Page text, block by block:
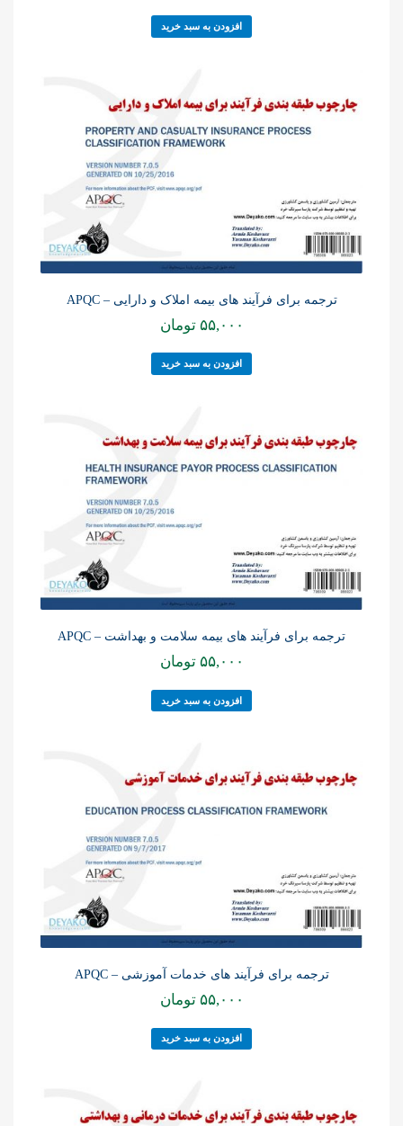
افزودن به سبد خرید
ترجمه برای فرآیند های بیمه املاک و دارایی – APQC
۵۵,۰۰۰ تومان
افزودن به سبد خرید
ترجمه برای فرآیند های بیمه سلامت و بهداشت – APQC
۵۵,۰۰۰ تومان
افزودن به سبد خرید
ترجمه برای فرآیند های خدمات آموزشی – APQC
۵۵,۰۰۰ تومان
افزودن به سبد خرید